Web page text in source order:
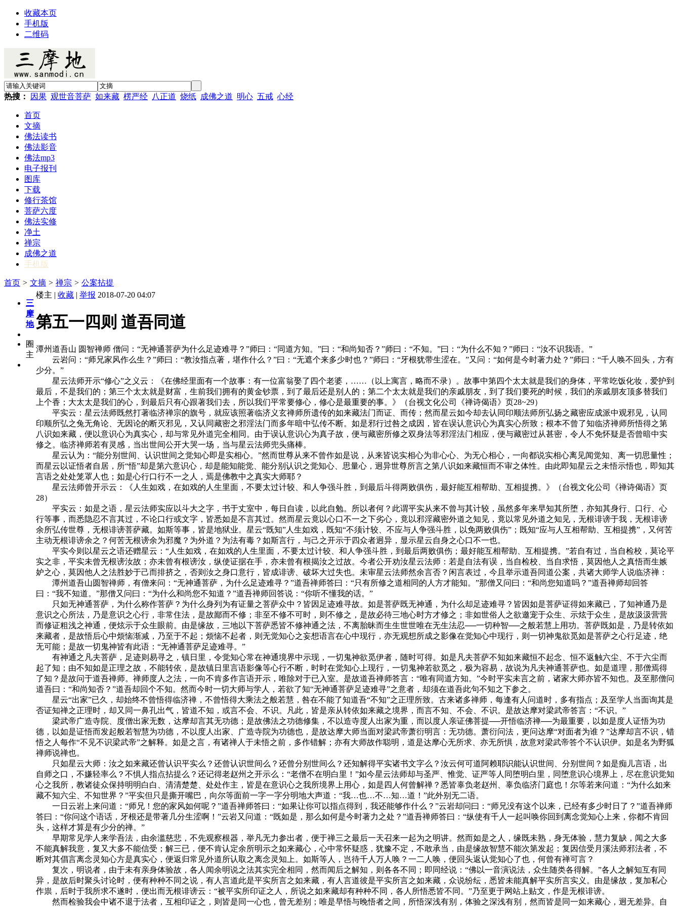
收藏本页
手机版
二维码
热搜： 因果 观世音菩萨 如来藏 楞严经 八正道 烧纸 成佛之道 明心 五戒 心经
首页
文摘
佛法读书
佛法影音
佛法mp3
电子报刊
图库
下载
修行茶馆
菩萨六度
佛法实修
净土
禅宗
成佛之道
手机版
首页 > 文摘 > 禅宗 > 公案拈提
三
摩
地
圈
主
楼主 | 收藏 | 举报 2018-07-20 04:07
第五一四则 道吾同道
潭州道吾山 圆智禅师 僧问：“无神通菩萨为什么足迹难寻？”师曰：“同道方知。”曰：“和尚知否？”师曰：“不知。”曰：“为什么不知？”师曰：“汝不识我语。”
云岩问：“师兄家风作么生？”师曰：“教汝指点著，堪作什么？”曰：“无遮个来多少时也？”师曰：“牙根犹带生涩在。”又问：“如何是今时著力处？”师曰：“千人唤不回头，方有
少分。”
星云法师开示“修心”之义云：《在佛经里面有一个故事：有一位富翁娶了四个老婆，……（以上寓言，略而不录）。故事中第四个太太就是我们的身体，平常吃饭化妆，爱护到
最后，不是我们的；第三个太太就是财富，生前我们拥有的黄金钞票，到了最后还是别人的；第二个太太就是我们的亲戚朋友，到了我们要死的时候，我们的亲戚朋友顶多替我们
上个香；大太太是我们的心，到最后只有心跟著我们去，所以我们平常要修心，修心是最重要的事。》（台视文化公司《禅诗偈语》页28~29）
平实云：星云法师既然打著临济禅宗的旗号，就应该照著临济义玄禅师所遗传的如来藏法门而证、而传；然而星云如今却去认同印顺法师所弘扬之藏密应成派中观邪见，认同
印顺所弘之兔无角论、无因论的断灭邪见，又认同藏密之邪淫法门而多年暗中弘传不断。如是邪行过咎之成因，皆在误认意识心为真实心所致；根本不曾了知临济禅师所悟得之第
八识如来藏，便以意识心为真实心，却与常见外道完全相同。由于误认意识心为真子故，便与藏密所修之双身法等邪淫法门相应，便与藏密过从甚密，令人不免怀疑是否曾暗中实
修之。临济禅师若有灵感，当出世间公开大哭一场，当与星云法师兜头痛棒。
星云认为：“能分别世间、认识世间之觉知心即是实相心。”然而世尊从来不曾作如是说，从来皆说实相心为非心心、为无心相心，一向都说实相心离见闻觉知、离一切思量性；
而星云以证悟者自居，所“悟”却是第六意识心，却是能知能觉、能分别认识之觉知心、思量心，迥异世尊所言之第八识如来藏恒而不审之体性。由此即知星云之未悟示悟也，即知其
言语之处处笼罩人也；如是心行口行不一之人，焉是佛教中之真实大师耶？
星云法师曾开示云：《人生如戏，在如戏的人生里面，不要太过计较、和人争强斗胜，到最后斗得两败俱伤，最好能互相帮助、互相提携。》（台视文化公司《禅诗偈语》页
28）
平实云：如是之语，星云法师实应以斗大之字，书于丈室中，每日自读，以此自勉。所以者何？此谓平实从来不曾与其计较，虽然多年来早知其所堕，亦知其身行、口行、心
行等事，而悉隐忍不言其过，不论口行或文字，皆悉如是不言其过。然而星云竟以心口不一之下劣心，竟以邪淫藏密外道之知见，竟以常见外道之知见，无根诽谤于我，无根诽谤
余所弘传世尊，无根诽谤菩萨藏。如斯等事，皆是地狱业。星云“既知”人生如戏，既知“不须计较、不应与人争强斗胜，以免两败俱伤”；既知“应与人互相帮助、互相提携”，又何苦
主动无根诽谤余之？何苦无根谤余为邪魔？为外道？为法有毒？如斯言行，与己之开示于四众者迥异，显示星云自身之心口不一也。
平实今则以星云之语还赠星云：“人生如戏，在如戏的人生里面，不要太过计较、和人争强斗胜，到最后两败俱伤；最好能互相帮助、互相提携。”若自有过，当自检校，莫论平
实之非，平实未曾无根谤汝故；亦未曾有根谤汝，纵使证据在手，亦未曾有根揭汝之过故。今者公开劝汝星云法师：若是自法有误，当自检校、当自求悟，莫因他人之真悟而生嫉
妒之心，莫因他人之法胜妙于己而排挤之，否则汝之身口意行，皆成诽谤、破坏大过失也。未审星云法师然余言否？闲言表过，今且举示道吾同道公案，共诸大师学人说临济禅：
潭州道吾山圆智禅师，有僧来问：“无神通菩萨，为什么足迹难寻？”道吾禅师答曰：“只有所修之道相同的人方才能知。”那僧又问曰：“和尚您知道吗？”道吾禅师却回答
曰：“我不知道。”那僧又问曰：“为什么和尚您不知道？”道吾禅师回答说：“你听不懂我的话。”
只如无神通菩萨，为什么称作菩萨？为什么身列为有证量之菩萨众中？皆因足迹难寻故。如是菩萨既无神通，为什么却足迹难寻？皆因如是菩萨证得如来藏已，了知神通乃是
意识之心所法，乃是意识之心行，非常住法，是故鄙而不修；非至不修不可时，则不修之，是故必待三地心时方才修之；非如世俗人之欲邀宠于众生、示炫于众生，是故汲汲营营
而修证粗浅之神通，便炫示于众生眼前。由是缘故，三地以下菩萨悉皆不修神通之法，不离胎昧而生生世世唯在无生法忍──一切种智──之般若慧上用功。菩萨既如是，乃是转依如
来藏者，是故悟后心中烦恼渐减，乃至于不起；烦恼不起者，则无觉知心之妄想语言在心中现行，亦无观想所成之影像在觉知心中现行，则一切神鬼欲觅如是菩萨之心行足迹，绝
无可能；是故一切鬼神皆有此语：“无神通菩萨足迹难寻。”
有神通之凡夫菩萨，足迹则易寻之，镇日里，令觉知心常在神通境界中示现，一切鬼神欲觅伊者，随时可得。如是凡夫菩萨不知如来藏恒不起念、恒不返触六尘、不于六尘而
起了知；由不知如是正理之故，不能转依，是故镇日里言语影像等心行不断，时时在觉知心上现行，一切鬼神若欲觅之，极为容易，故说为凡夫神通菩萨也。如是道理，那僧焉得
了知？是故问于道吾禅师。禅师度人之法，一向不肯多作言语开示，唯除对于已入室。是故道吾禅师答言：“唯有同道方知。”今时平实未言之前，诸家大师亦皆不知也。及至那僧问
道吾曰：“和尚知否？”道吾却回个不知。然而今时一切大师与学人，若欲了知“无神通菩萨足迹难寻”之意者，却须在道吾此句不知之下参之。
星云“出家”已久，却始终不曾悟得临济禅，不曾悟得大乘法之般若慧，咎在不能了知道吾“不知”之正理所致。古来诸多禅师，每逢有人问道时，多有指点；及至学人当面询其是
否证知禅之正理时，却又同一鼻孔出气，皆道不知，或言不会、不识。凡此，皆是亲从转依如来藏之境界，而言不知、不会、不识。是故达摩对梁武帝答言：“不识。”
梁武帝广造寺院、度僧出家无数，达摩却言其无功德；是故佛法之功德修集，不以造寺度人出家为重，而以度人亲证佛菩提──开悟临济禅──为最重要，以如是度人证悟为功
德，以如是证悟而发起般若智慧为功德，不以度人出家、广造寺院为功德也，是故达摩大师当面对梁武帝萧衍明言：无功德。萧衍问法，更问达摩“对面者为谁？”达摩却言不识，错
悟之人每作“不见不识梁武帝”之解释。如是之言，有诸禅人于未悟之前，多作错解；亦有大师故作聪明，道是达摩心无所求、亦无所惧，故意对梁武帝答个不认识伊。如是名为野狐
禅师说禅也。
只如星云大师：汝之如来藏还曾认识平实么？还曾认识世间么？还曾分别世间么？还知解得平实诸书文字么？汝云何可道阿赖耶识能认识世间、分别世间？如是痴儿言语，出
自师之口，不嫌轻率么？不惧人指点拈提么？还记得老赵州之开示么：“老僧不在明白里！”如今星云法师却与圣严、惟觉、证严等人同堕明白里，同堕意识心境界上，尽在意识觉知
心之我所，教诸徒众保持明明白白、清清楚楚、处处作主，皆是在意识心之我所境界上用心，如是四人何曾解禅？悉皆辜负老赵州、辜负临济门庭也！尔等若来问道：“为什么如来
藏不知六尘、不知世界？”平实但只是撕开嘴巴，向尔等面前一字一字分明地大声道：“我…也…不…知…道！”此外别无二语。
一日云岩上来问道：“师兄！您的家风如何呢？”道吾禅师答曰：“如果让你可以指点得到，我还能够作什么？”云岩却问曰：“师兄没有这个以来，已经有多少时日了？”道吾禅师
答曰：“你问这个语话，牙根还是带著几分生涩啊！”云岩又问道：“既如是，那么如何是今时著力之处？”道吾禅师答曰：“纵使有千人一起叫唤你回到离念觉知心上来，你都不肯回
头，这样才算是有少分的禅。”
早期常见学人来学吾法，由余滥慈悲，不先观察根器，举凡无力参出者，便于禅三之最后一天召来一起为之明讲。然而如是之人，缘既未熟，身无体验，慧力复缺，闻之大多
不能真解我意，复又大多不能信受；解三已，便不肯认定余所明示之如来藏心，心中常怀疑惑，犹豫不定，不敢承当，由是缘故智慧不能次第发起；复因信受月溪法师邪法者，不
断对其倡言离念灵知心方是真实心，便返归常见外道所认取之离念灵知上。如斯等人，岂待千人万人唤？一二人唤，便回头返认觉知心了也，何曾有禅可言？
复次，明说者，由于未有亲身体验故，各人闻余明说之法其实完全相同，然而闻后之解知，则各各不同；即同经说：“佛以一音演说法，众生随类各得解。”各人之解知互有同
异，是故后时聚头讨论时，便有种种不同之说，有人言道此是平实所言之如来藏，有人言道彼是平实所言之如来藏，众说纷纭，悉皆未能真解平实所言实义。由是缘故，复加私心
作祟，后时于我所求不遂时，便出而无根诽谤云：“被平实所印证之人，所说之如来藏却有种种不同，各人所悟悉皆不同。”乃至更于网站上贴文，作是无根诽谤。
然而检验我会中诸不退于法者，互相印证之，则皆是同一心也，曾无差别；唯是早悟与晚悟者之间，所悟深浅有别，体验之深浅有别，然而皆是同一如来藏心，迥无差异。自